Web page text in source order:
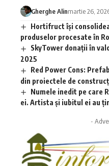
Gherghe Alinmartie 26,
Hortifruct își
produselor procesate în
SkyTower donații în
2025
Red Power Cons:
din proiectele de
Numele inedit pe care
ei. Artista și iubitul ei au
-